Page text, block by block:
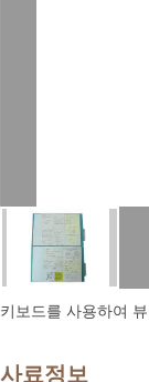
키보드를 사용하여
사료정보